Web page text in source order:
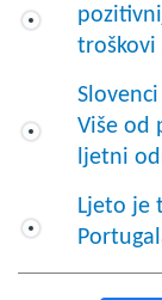
troškovi
Više od
ljetni
Ljeto je